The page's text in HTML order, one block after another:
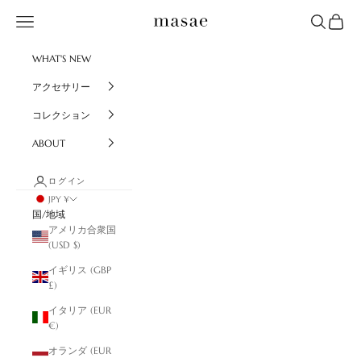
masae
メニュー 検索 カート
WHAT'S NEW
アクセサリー
コレクション
ABOUT
ログイン
JPY ¥
国/地域
アメリカ合衆国
(USD $)
イギリス (GBP
£)
イタリア (EUR
€)
オランダ (EUR